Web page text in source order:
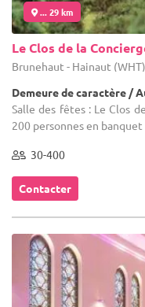
... 29 km
Le Clos de la
Brunehaut - Hainaut (WHT)
Demeure de caractère /
Salle des fêtes : Le Clos
200 personnes en
30-400
Contacter